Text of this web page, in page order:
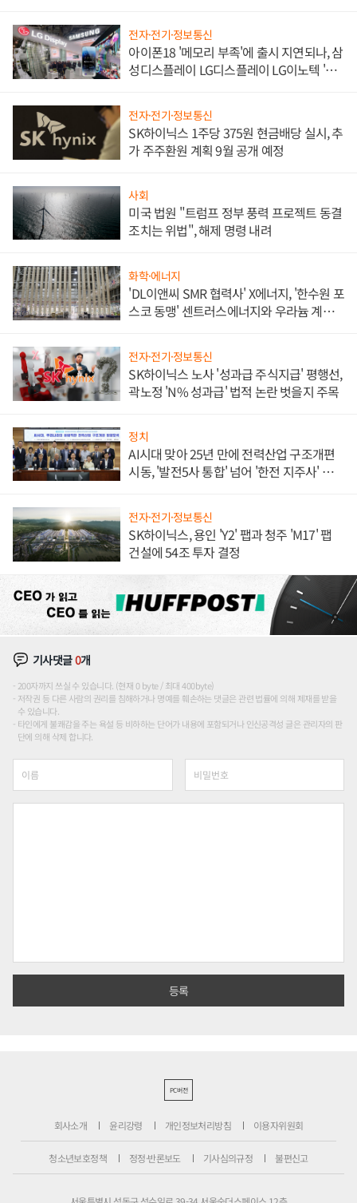
전자·전기·정보통신
아이폰18 '메모리 부족'에 출시 지연되나, 삼
성디스플레이 LG디스플레이 LG이노텍 '탈
전자·전기·정보통신
SK하이닉스 1주당 375원 현금배당 실시, 추
가 주주환원 계획 9월 공개 예정
사회
미국 법원 "트럼프 정부 풍력 프로젝트 동결
조치는 위법", 해제 명령 내려
화학·에너지
'DL이앤씨 SMR 협력사' X에너지, '한수원 포
스코 동맹' 센트러스에너지와 우라늄 계약
전자·전기·정보통신
SK하이닉스 노사 '성과급 주식지급' 평행선,
곽노정 'N% 성과급' 법적 논란 벗을지 주목
정치
AI시대 맞아 25년 만에 전력산업 구조개편
시동, '발전5사 통합' 넘어 '한전 지주사' 재편
전자·전기·정보통신
SK하이닉스, 용인 'Y2' 팹과 청주 'M17' 팹
건설에 54조 투자 결정
기사댓글0개
200자까지 쓰실 수 있습니다. (현재 0 byte / 최대 400byte)
저작권 등 다른 사람의 권리를 침해하거나 명예를 훼손하는 댓글은 관련 법률에 의해 제재를 받을
수 있습니다.
타인에게 불쾌감을 주는 욕설 등 비하하는 단어가 내용에 포함되거나 인신공격성 글은 관리자의 판
단에 의해 삭제 합니다.
PC버전
회사소개 윤리강령 개인정보처리방침 이용자위원회
청소년보호정책 정정·반론보도 기사심의규정 불편신고